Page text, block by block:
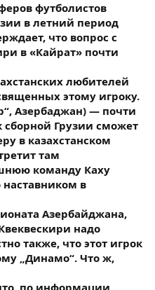
футболистов
в летний период
что вопрос с
в «Кайрат» почти
любителей
этому игроку.
Азербаджан) — почти
Грузии сможет
в казахстанском
там
команду Каху
в
Азербайджана,
надо
также, что этот игрок
„Динамо“. Что ж,